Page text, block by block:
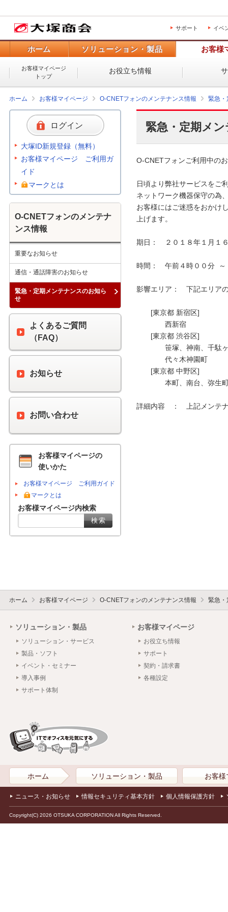
サポート イベ
ホーム ソリューション・製品 お客様
お客様マイページ
トップ
お役立ち情報
ホーム お客様マイページ O-CNETフォンのメンテナンス情報 緊急・
緊急・定期メ
O-CNETフォンご利用中の
日頃より弊社サービスをご
ネットワーク機器保守の為
お客様にはご迷惑をおかけ
上げます。
期日：　２０１８年１月１
時間：　午前４時００分
影響エリア：　下記エリ
[東京都 新宿区]
西新宿
[東京都 渋谷区]
笹塚、神南、千駄ヶ谷
代々木神園町
[東京都 中野区]
本町、南台、弥生
詳細内容　：　上記メンテ
ログイン
大塚ID新規登録（無料）
お客様マイページ ご利用ガ
イド
マークとは
O-CNETフォンのメンテナ
ンス情報
重要なお知らせ
通信・通話障害のお知らせ
緊急・定期メンテナンスのお知ら
せ
よくあるご質問
（FAQ）
お知らせ
お問い合わせ
お客様マイページの
使いかた
お客様マイページ ご利用ガイド
マークとは
お客様マイページ内検索
ホーム お客様マイページ O-CNETフォンのメンテナンス情報 緊急・
ソリューション・製品
ソリューション・サービス
製品・ソフト
イベント・セミナー
導入事例
サポート体制
お客様マイページ
お役立ち情報
サポート
契約・請求書
各種設定
ホーム ソリューション・製品 お客様
ニュース・お知らせ 情報セキュリティ基本方針 個人情報保護方針
Copyright(C) 2026 OTSUKA CORPORATION All Rights Reserved.